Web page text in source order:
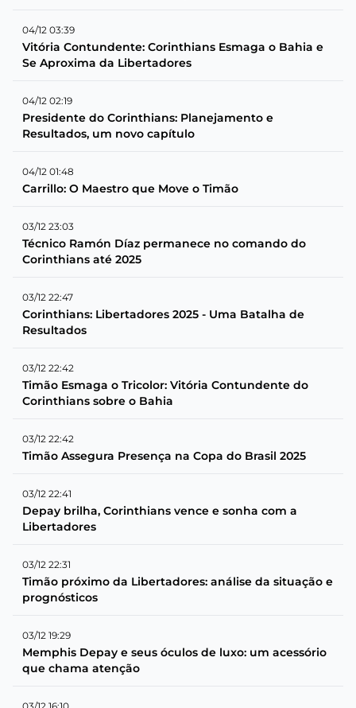
04/12 03:39
Vitória Contundente: Corinthians Esmaga o Bahia e
Se Aproxima da Libertadores
04/12 02:19
Presidente do Corinthians: Planejamento e
Resultados, um novo capítulo
04/12 01:48
Carrillo: O Maestro que Move o Timão
03/12 23:03
Técnico Ramón Díaz permanece no comando do
Corinthians até 2025
03/12 22:47
Corinthians: Libertadores 2025 - Uma Batalha de
Resultados
03/12 22:42
Timão Esmaga o Tricolor: Vitória Contundente do
Corinthians sobre o Bahia
03/12 22:42
Timão Assegura Presença na Copa do Brasil 2025
03/12 22:41
Depay brilha, Corinthians vence e sonha com a
Libertadores
03/12 22:31
Timão próximo da Libertadores: análise da situação e
prognósticos
03/12 19:29
Memphis Depay e seus óculos de luxo: um acessório
que chama atenção